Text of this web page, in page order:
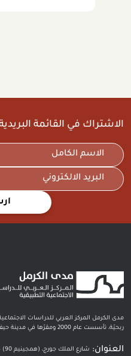
الاشتراك في القائمة
مدى الكرمل المركز العربي للدراسات
ربحيّة، تأسست عام 2000 ومقرّها في مدينة حيفا.
العنوان: شارع الملك جورج، (همجينيم 90) ص.ب. 9435 حيفا 3109401